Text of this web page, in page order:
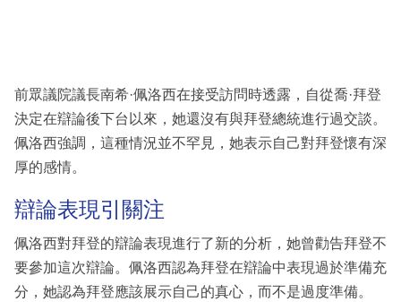
區
前眾議院議長南希·佩洛西在接受訪問時透露，自從喬·拜登
決定在辯論後下台以來，她還沒有與拜登總統進行過交談。
佩洛西強調，這種情況並不罕見，她表示自己對拜登懷有深
厚的感情。
辯論表現引關注
佩洛西對拜登的辯論表現進行了新的分析，她曾勸告拜登不
要參加這次辯論。佩洛西認為拜登在辯論中表現過於準備充
分，她認為拜登應該展示自己的真心，而不是過度準備。